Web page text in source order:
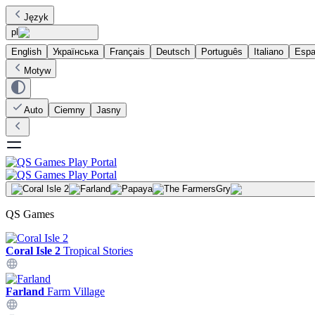
Język
pl
English
Українська Français Deutsch Português Italiano
Motyw
Auto Ciemny Jasny
Gry
QS Games
Coral Isle 2 Tropical Stories
Farland Farm Village